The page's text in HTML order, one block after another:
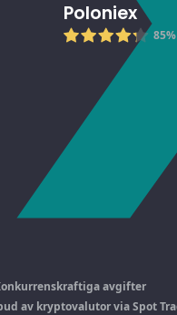
Poloniex
85%
avgifter
av kryptovalutor via Spot